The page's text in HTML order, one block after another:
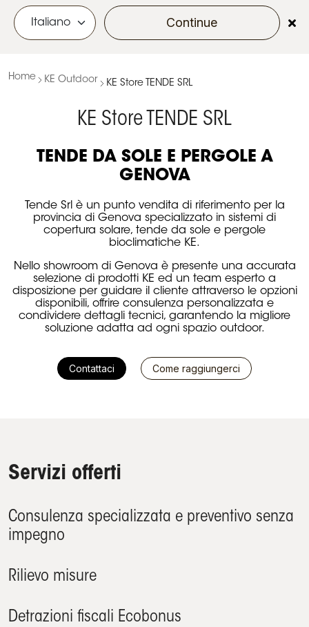
Continue
Home KE Outdoor KE Store TENDE SRL
KE Store TENDE SRL
TENDE DA SOLE E PERGOLE A
GENOVA
Tende Srl è un punto vendita di riferimento per la
provincia di Genova specializzato in sistemi di
copertura solare, tende da sole e pergole
bioclimatiche KE.
Nello showroom di Genova è presente una accurata
selezione di prodotti KE ed un team esperto a
disposizione per guidare il cliente attraverso le opzioni
disponibili, offrire consulenza personalizzata e
condividere dettagli tecnici, garantendo la migliore
soluzione adatta ad ogni spazio outdoor.
Contattaci Come raggiungerci
Servizi offerti
Consulenza specializzata e preventivo senza
impegno
Rilievo misure
Detrazioni fiscali Ecobonus